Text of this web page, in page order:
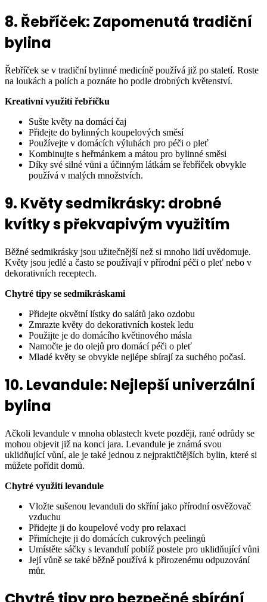
8. Řebříček: Zapomenutá tradiční
bylina
Řebříček se v tradiční bylinné medicíně používá již po staletí. Roste
na loukách a polích a poznáte ho podle drobných květenství.
Kreativní využití řebříčku
Sušte květy na domácí čaj
Přidejte do bylinných koupelových směsí
Používejte v domácích výluhách pro péči o pleť
Kombinujte s heřmánkem a mátou pro bylinné směsi
Díky své silné vůni a účinným látkám se řebříček obvykle
používá v malých množstvích.
9. Květy sedmikrásky: drobné
kvítky s překvapivým využitím
Běžné sedmikrásky jsou užitečnější než si mnoho lidí uvědomuje.
Květy jsou jedlé a často se používají v přírodní péči o pleť nebo v
dekorativních receptech.
Chytré tipy se sedmikráskami
Přidejte okvětní lístky do salátů jako ozdobu
Zmrazte květy do dekorativních kostek ledu
Použijte je do domácího květinového másla
Namočte je do olejů pro domácí péči o pleť
Mladé květy se obvykle nejlépe sbírají za suchého počasí.
10. Levandule: Nejlepší univerzální
bylina
Ačkoli levandule v mnoha oblastech kvete později, rané odrůdy se
mohou objevit již na konci jara. Levandule je známá svou
uklidňující vůní, ale je také jednou z nejpraktičtějších bylin, které si
můžete pořídit domů.
Chytré využití levandule
Vložte sušenou levanduli do skříní jako přírodní osvěžovač
vzduchu
Přidejte ji do koupelové vody pro relaxaci
Přimíchejte ji do domácích cukrových peelingů
Umístěte sáčky s levandulí poblíž postele pro uklidňující vůni
Její vůně se také běžně používá k přirozenému odpuzování
můr.